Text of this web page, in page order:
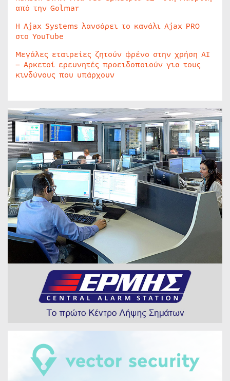
από την Golmar
Η Ajax Systems λανσάρει το κανάλι Ajax PRO
στο YouTube
Μεγάλες εταιρείες ζητούν φρένο στην χρήση AI
– Αρκετοί ερευνητές προειδοποιούν για τους
κινδύνους που υπάρχουν